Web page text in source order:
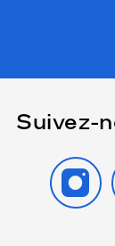
Suivez-